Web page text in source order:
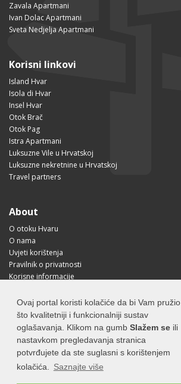
Ovaj portal koristi kolačiće da bi Vam pružio
što kvalitetniji i funkcionalniji sustav
oglašavanja. Klikom na gumb Slažem se ili
nastavkom pregledavanja stranica
potvrđujete da ste suglasni s korištenjem
kolačića.
Saznajte više
Zavala Apartmani
Ivan Dolac Apartmani
Sveta Nedjelja Apartmani
Korisni linkovi
Island Hvar
Isola di Hvar
Insel Hvar
Otok Brač
Otok Pag
Istra Apartmani
Luksuzne Vile u Hrvatskoj
Luksuzne nekretnine u Hrvatskoj
Travel partners
About
O otoku Hvaru
O nama
Uvjeti korištenja
Pravilnik o privatnosti
Korisne informacije
Free Mobile App
Visit Croatia